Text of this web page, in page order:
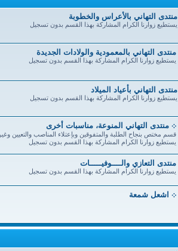
منتدى التهاني بالأعراس والخطوبة
يستطيع زوارنا الكرام المشاركة بهذا القسم بدون تسجيل
منتدى التهاني بالمعمودية والولادات الجديدة
يستطيع زوارنا الكرام المشاركة بهذا القسم بدون تسجيل
منتدى التهاني بأعياد الميلاد
يستطيع زوارنا الكرام المشاركة بهذا القسم بدون تسجيل
܀ منتدى التهاني المنوعة، مناسبات أخرى
قسم مختص بنجاح الطلبة والمتفوقين وبإعتلاء المناصب والتعيين
يستطيع زوارنا الكرام المشاركة بهذا القسم بدون تسجيل
منتدى التعازي والــــوفيـــــات
يستطيع زوارنا الكرام المشاركة بهذا القسم بدون تسجيل
܀ اشعل شمعة